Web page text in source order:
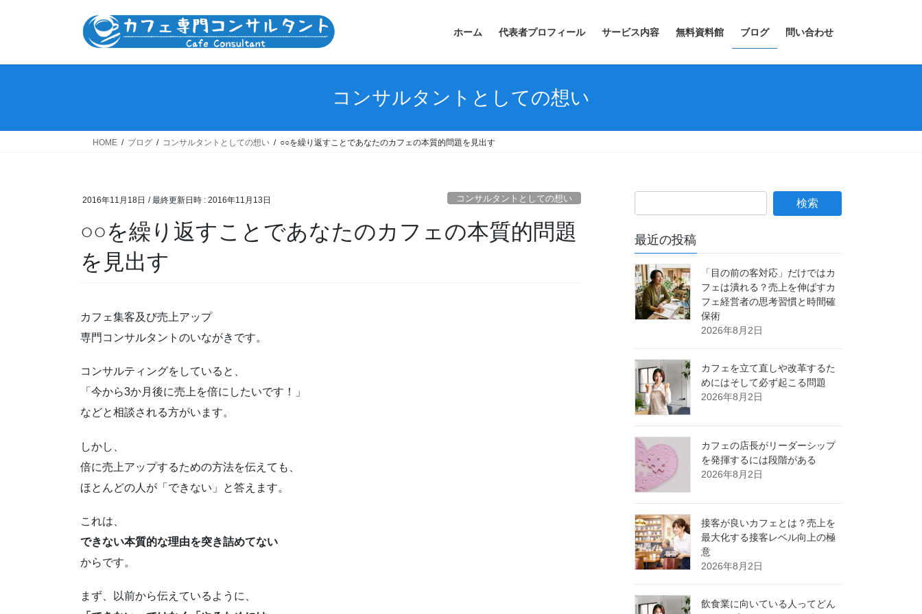
ホーム 代表者プロフィール サービス内容 無料資料館 ブログ 問い合わせ
コンサルタントとしての想い
HOME ブログ コンサルタントとしての想い ○○を繰り返すことであなたのカフェの本質的問題を見出す
2016年11月18日 / 最終更新日時 : 2016年11月13日 コンサルタントとしての想い
○○を繰り返すことであなたのカフェの本質的問題
を見出す
カフェ集客及び売上アップ
専門コンサルタントのいながきです。
コンサルティングをしていると、
「今から3か月後に売上を倍にしたいです！」
などと相談される方がいます。
しかし、
倍に売上アップするための方法を伝えても、
ほとんどの人が「できない」と答えます。
これは、
できない本質的な理由を突き詰めてない
からです。
まず、以前から伝えているように、
最近の投稿
「目の前の客対応」だけではカ
フェは潰れる？売上を伸ばすカ
フェ経営者の思考習慣と時間確
保術
2026年8月2日
カフェを立て直しや改革するた
めにはそして必ず起こる問題
2026年8月2日
カフェの店長がリーダーシップ
を発揮するには段階がある
2026年8月2日
接客が良いカフェとは？売上を
最大化する接客レベル向上の極
意
2026年8月2日
飲食業に向いている人ってどん